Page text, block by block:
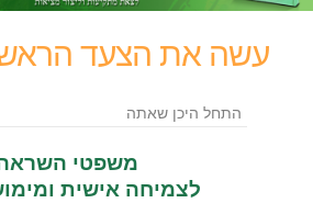
עשה את הצעד
התחל היכן שאתה
משפטי
לצמיחה אישית